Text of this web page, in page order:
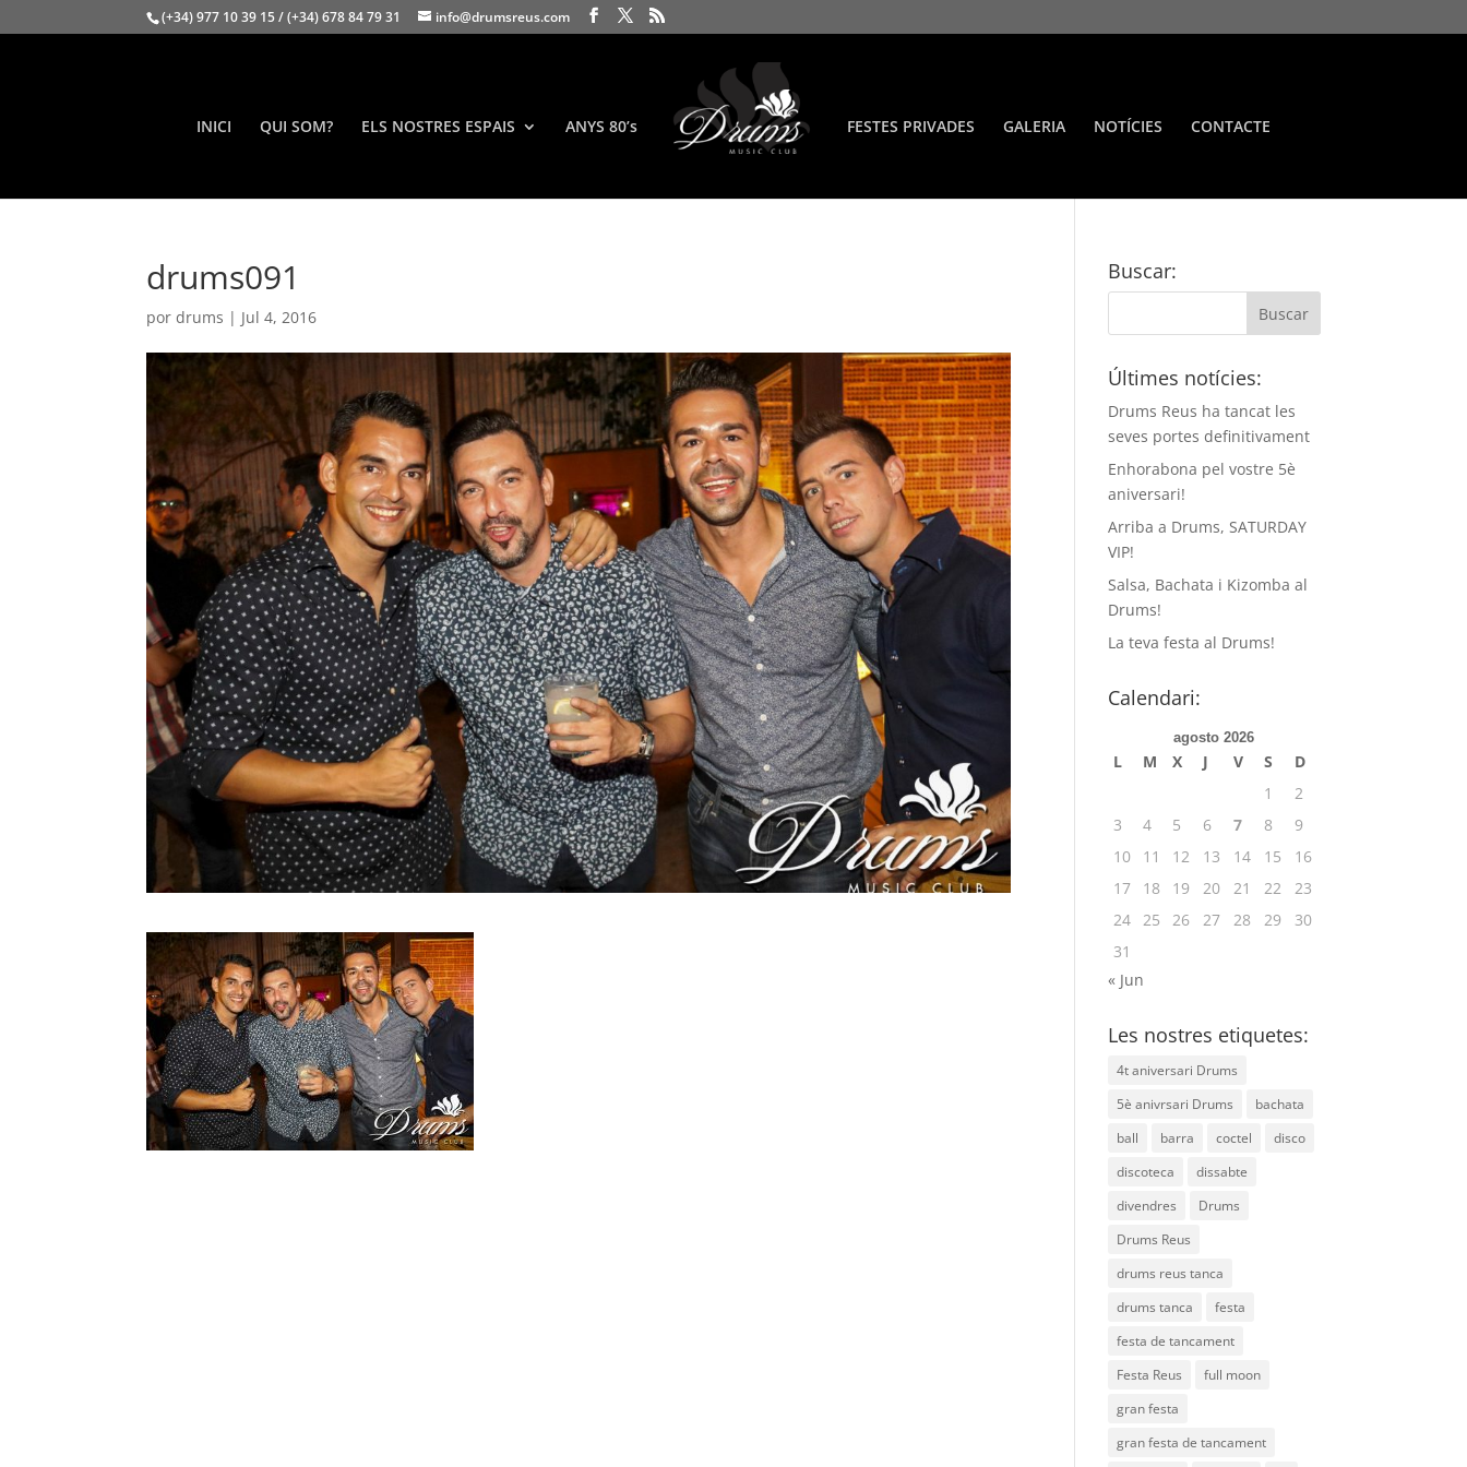
(+34) 977 10 39 15 / (+34) 678 84 79 31 info@drumsreus.com
INICI QUI SOM? ELS NOSTRES ESPAIS ANYS 80’s FESTES PRIVADES GALERIA NOTÍCIES CONTACTE
drums091
pordrums | Jul 4, 2016
Buscar:
Últimes notícies:
Drums Reus ha tancat les
seves portes definitivament
Enhorabona pel vostre 5è
aniversari!
Arriba a Drums, SATURDAY
VIP!
Salsa, Bachata i Kizomba al
Drums!
La teva festa al Drums!
Calendari:
agosto 2026
L M X J V S
D
1
2
3
4 5 6 7 8
9
10
11 12 13 14 15
16
17
18 19 20 21 22
23
24 25 26 27 28 29
30
31
« Jun
Les nostres etiquetes:
4t aniversari Drums
5è anivrsari Drums
bachata
ball
barra coctel
disco
discoteca
dissabte
divendres
Drums
Drums Reus
drums reus tanca
drums tanca
festa
festa de tancament
Festa Reus
full moon
gran festa
gran festa de tancament